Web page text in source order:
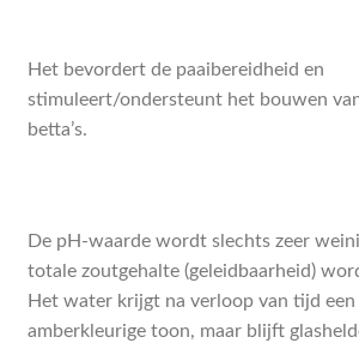
Het bevordert de paaibereidheid en
stimuleert/ondersteunt het bouwen
betta’s.
De pH-waarde wordt slechts zeer
totale zoutgehalte (geleidbaarheid)
Het water krijgt na verloop van tijd een
amberkleurige toon, maar blijft